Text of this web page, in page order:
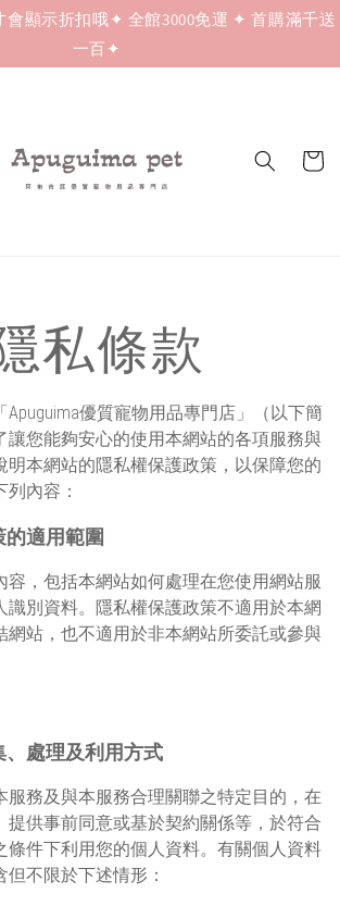
顯示折扣哦✦ 全館3000免運 ✦ 首購滿千送
一百✦
私條款
優質寵物用品專門店」（以下簡
讓您能夠安心的使用本網站的各項服務與
明本網站的隱私權保護政策，以保障您的
內容：
的適用範圍
容，包括本網站如何處理在您使用網站服
識別資料。隱私權保護政策不適用於本網
網站，也不適用於非本網站所委託或參與
處理及利用方式
服務及與本服務合理關聯之特定目的，在
提供事前同意或基於契約關係等，於符合
條件下利用您的個人資料。有關個人資料
不限於下述情形：